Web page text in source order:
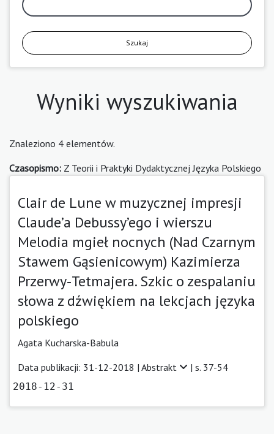
Szukaj
Wyniki wyszukiwania
Znaleziono 4 elementów.
Czasopismo: Z Teorii i Praktyki Dydaktycznej Języka Polskiego
Clair de Lune w muzycznej impresji
Claude’a Debussy’ego i wierszu
Melodia mgieł nocnych (Nad Czarnym
Stawem Gąsienicowym) Kazimierza
Przerwy‑Tetmajera. Szkic o zespalaniu
słowa z dźwiękiem na lekcjach języka
polskiego
Agata Kucharska-Babula
Data publikacji: 31-12-2018 | Abstrakt | s. 37-54
2018-12-31